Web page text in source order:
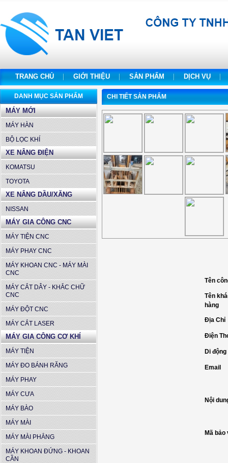
TRANG CHỦ GIỚI THIỆU SẢN PHẨM DỊCH VỤ
DANH MỤC SẢN PHẨM
MÁY MỚI
MÁY HÀN
BỘ LỌC KHÍ
XE NÂNG ĐIỆN
KOMATSU
TOYOTA
XE NÂNG DẦU/XĂNG
NISSAN
MÁY GIA CÔNG CNC
MÁY TIỆN CNC
MÁY PHAY CNC
MÁY KHOAN CNC - MÁY MÀI
CNC
MÁY CẮT DÂY - KHẮC CHỮ
CNC
MÁY ĐỘT CNC
MÁY CẮT LASER
MÁY GIA CÔNG CƠ KHÍ
MÁY TIỆN
MÁY ĐO BÁNH RĂNG
MÁY PHAY
MÁY CƯA
MÁY BÀO
MÁY MÀI
MÁY MÀI PHẲNG
MÁY KHOAN ĐỨNG - KHOAN
CẦN
CHI TIẾT SẢN PHẨM
Tên
Tên
hàng
Địa Chỉ
Điện
Di động
Email
Nội
Mã bảo